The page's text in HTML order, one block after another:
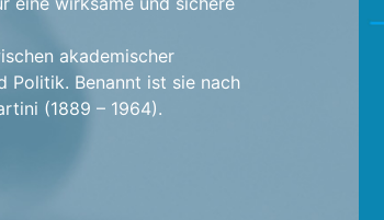
akademischer
Politik. Benannt ist sie nach
(1889 – 1964).